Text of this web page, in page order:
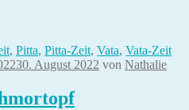
, Pitta, Pitta-Zeit, Vata, Vata-Zeit
30. August 2022 von Nathalie